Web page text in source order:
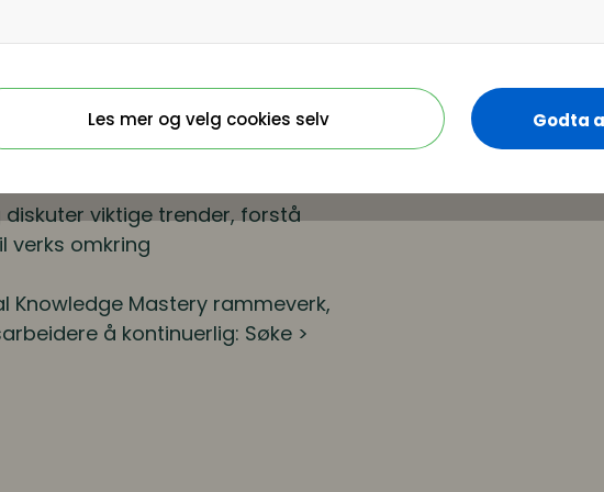
Les mer og velg cookies selv Godta
Hvordan påvirker de
kunnskap utvikles og
alltid å være online endrer
viktige trender, forstå
verks omkring
Knowledge Mastery rammeverk,
å kontinuerlig: Søke >